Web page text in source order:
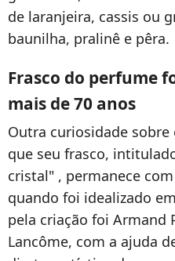
de laranjeira, cassis ou
baunilha, pralinê e pêra.
Frasco do perfume
mais de 70 anos
Outra curiosidade
que seu frasco,
cristal" , permanece
quando foi idealizado
pela criação foi Armand
Lancôme, com a ajuda